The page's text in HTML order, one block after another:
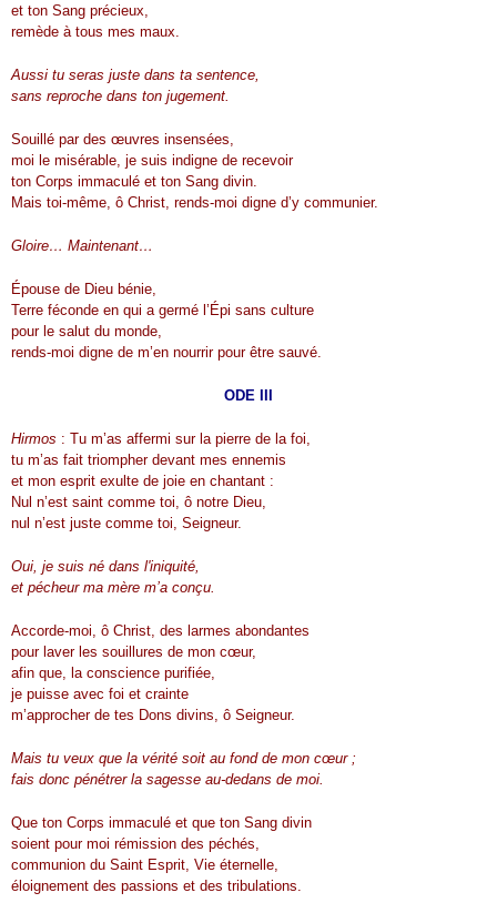
et ton Sang précieux,
remède à tous mes maux.
Aussi tu seras juste dans ta sentence,
sans reproche dans ton jugement.
Souillé par des œuvres insensées,
moi le misérable, je suis indigne de recevoir
ton Corps immaculé et ton Sang divin.
Mais toi-même, ô Christ, rends-moi digne d’y communier.
Gloire… Maintenant…
Épouse de Dieu bénie,
Terre féconde en qui a germé l’Épi sans culture
pour le salut du monde,
rends-moi digne de m’en nourrir pour être sauvé.
ODE III
Hirmos : Tu m’as affermi sur la pierre de la foi,
tu m’as fait triompher devant mes ennemis
et mon esprit exulte de joie en chantant :
Nul n’est saint comme toi, ô notre Dieu,
nul n’est juste comme toi, Seigneur.
Oui, je suis né dans l'iniquité,
et pécheur ma mère m’a conçu.
Accorde-moi, ô Christ, des larmes abondantes
pour laver les souillures de mon cœur,
afin que, la conscience purifiée,
je puisse avec foi et crainte
m’approcher de tes Dons divins, ô Seigneur.
Mais tu veux que la vérité soit au fond de mon cœur ;
fais donc pénétrer la sagesse au-dedans de moi.
Que ton Corps immaculé et que ton Sang divin
soient pour moi rémission des péchés,
communion du Saint Esprit, Vie éternelle,
éloignement des passions et des tribulations.